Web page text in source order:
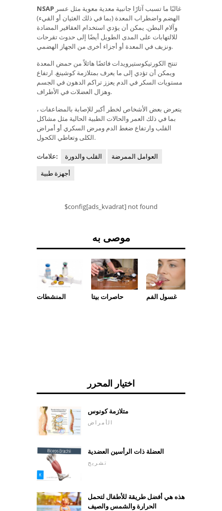
NSAP
الهضم واضطراب المعدة (بما في ذلك الغثيان أو القيء)
وآلام البطن. يمكن أن يؤدي استخدام العقاقير المضادة
للالتهابات على المدى الطويل أيضًا إلى حدوث تقرحات
ونزيف في المعدة أو أجزاء أخرى من الجهاز الهضمي.
تنتج الكورتيكوستيرويدات فائضًا هائلاً من حمض المعدة
ويمكن أن تؤدي إلى ما يعرف بمتلازمة كوشينغ. ارتفاع
مستويات السكر في الدم يعزز تراكم الدهون في الجسم
وهزال العضلات في الأطراف.
يتعرض بعض الأشخاص لخطر أكبر للإصابة بالمضاعفات ،
بما في ذلك العمر والحالات الطبية الحالية مثل مشاكل
القلب وارتفاع ضغط الدم ومرض السكري أو أمراض
الكلى وتعاطي الكحول.
علامات: القلب والدورة
العوامل الممرضة
أجهزة طبية
$config[ads_kvadrat] not found
موصى به
المنشطات حاصرات بيتا غسول الفم
اختيار المحرر
متلازمة كونوس
الأمراض
العضلة ذات الرأسين العضدية
تشريح
هذه هي أفضل طريقة للأطفال لتحمل
الحرارة والشمس والصيف